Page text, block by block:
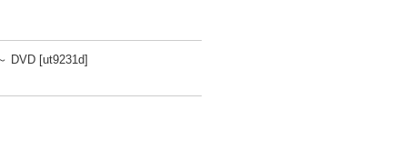
DVD [ut9231d]